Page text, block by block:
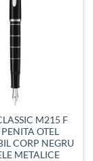
M215 F
PENITA OTEL
CORP NEGRU
METALICE